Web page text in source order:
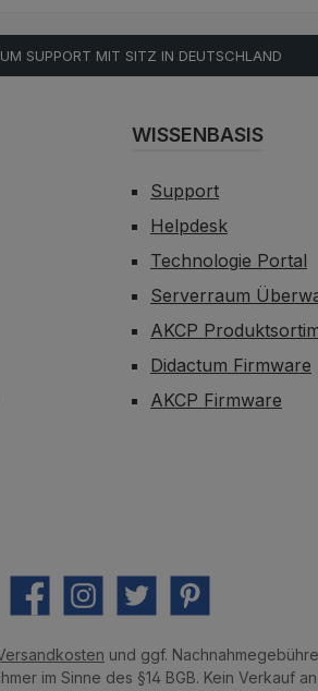
SUPPORT MIT SITZ IN DEUTSCHLAND
WISSENBASIS
Support
Helpdesk
Technologie Portal
Serverraum
AKCP
Didactum Firmware
AKCP Firmware
FacebookInstagramTwitter Pinterest
und ggf.
im Sinne des §14 BGB. Kein Verkauf